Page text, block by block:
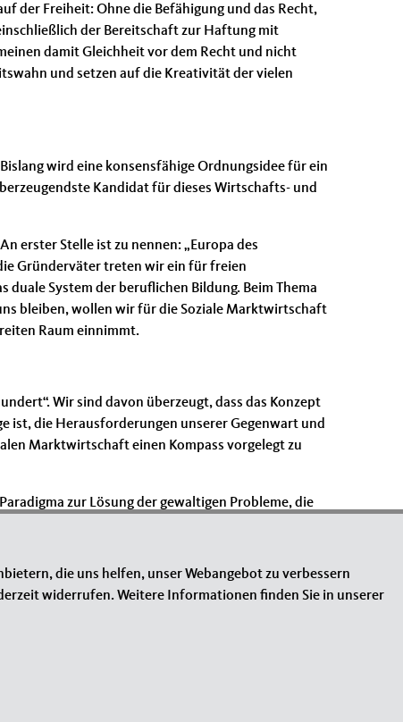
der Freiheit: Ohne die Befähigung und das Recht,
der Bereitschaft zur Haftung mit
damit Gleichheit vor dem Recht und nicht
und setzen auf die Kreativität der vielen
wird eine konsensfähige Ordnungsidee für ein
Kandidat für dieses Wirtschafts- und
erster Stelle ist zu nennen: „Europa des
Gründerväter treten wir ein für freien
System der beruflichen Bildung. Beim Thema
bleiben, wollen wir für die Soziale Marktwirtschaft
Raum einnimmt.
Wir sind davon überzeugt, dass das Konzept
ist, die Herausforderungen unserer Gegenwart und
Marktwirtschaft einen Kompass vorgelegt zu
zur Lösung der gewaltigen Probleme, die
die uns helfen, unser Webangebot zu verbessern
widerrufen. Weitere Informationen finden Sie in unserer